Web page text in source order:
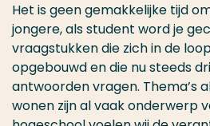
Het is geen gemakkelijke tijd
jongere, als student word je
vraagstukken die zich in de
opgebouwd en die nu steeds
antwoorden vragen. Thema’s
wonen zijn al vaak onderwerp